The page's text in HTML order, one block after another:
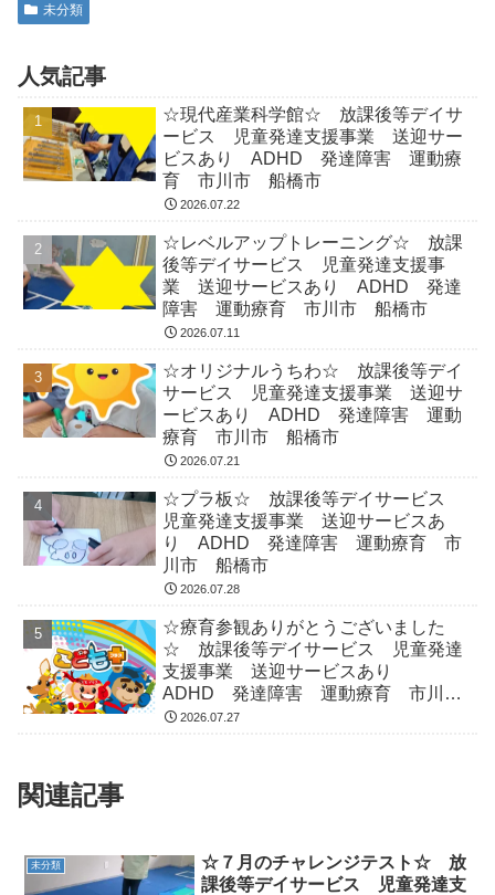
未分類
人気記事
☆現代産業科学館☆ 放課後等デイサ
ービス 児童発達支援事業 送迎サー
ビスあり ADHD 発達障害 運動療
育 市川市 船橋市
2026.07.22
☆レベルアップトレーニング☆ 放課
後等デイサービス 児童発達支援事
業 送迎サービスあり ADHD 発達
障害 運動療育 市川市 船橋市
2026.07.11
☆オリジナルうちわ☆ 放課後等デイ
サービス 児童発達支援事業 送迎サ
ービスあり ADHD 発達障害 運動
療育 市川市 船橋市
2026.07.21
☆プラ板☆ 放課後等デイサービス
児童発達支援事業 送迎サービスあ
り ADHD 発達障害 運動療育 市
川市 船橋市
2026.07.28
☆療育参観ありがとうございました
☆ 放課後等デイサービス 児童発達
支援事業 送迎サービスあり
ADHD 発達障害 運動療育 市川
市 船橋市
2026.07.27
関連記事
未分類
☆７月のチャレンジテスト☆ 放
課後等デイサービス 児童発達支